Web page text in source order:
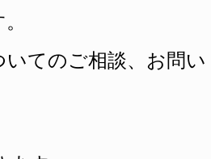
てのご相談、 お問い